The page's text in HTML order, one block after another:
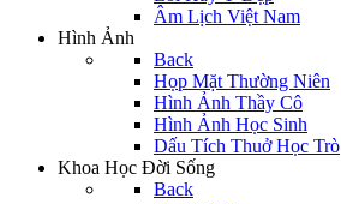
Âm Lịch Việt Nam
Hình Ảnh
Back
Họp Mặt Thường Niên
Hình Ảnh Thầy Cô
Hình Ảnh Học Sinh
Dấu Tích Thuở Học Trò
Khoa Học Đời Sống
Back